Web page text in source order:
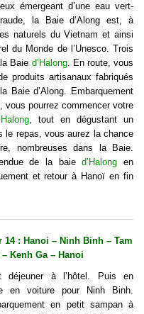
émergeant d’une eau vert-
la Baie d’Along est, à
naturels du Vietnam et ainsi
du Monde de l’Unesco. Trois
Baie d’Halong. En route, vous
produits artisanaux fabriqués
Baie d’Along. Embarquement
vous pourrez commencer votre
, tout en dégustant un
le repas, vous aurez la chance
nombreuses dans la Baie.
de la baied’Halong en
et retour à Hanoï en fin
14 : Hanoi – Ninh Binh – Tam
Kenh Ga – Hanoi
déjeuner à l’hôtel. Puis en
en voiture pour Ninh Binh.
en petit sampan à